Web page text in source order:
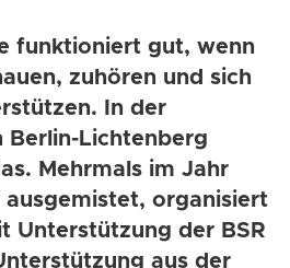
funktioniert gut, wenn
zuhören und sich
In der
Berlin-Lichtenberg
Mehrmals im Jahr
organisiert
Unterstützung der BSR
aus der